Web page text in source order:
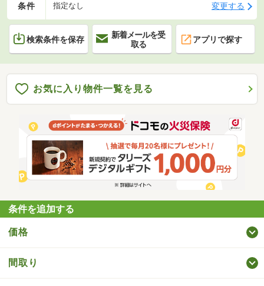
条件 指定なし 変更する
検索条件を保存
新着メールを受
取る
アプリで探す
お気に入り物件一覧を見る
条件を追加する
価格
間取り